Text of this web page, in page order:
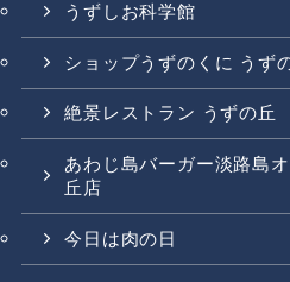
うずしお科学館
ショップうずのくに うず
絶景レストラン うずの丘
あわじ島バーガー淡路島
丘店
今日は肉の日